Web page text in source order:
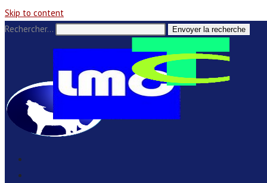
Skip to content
Rechercher…
Envoyer la recherche